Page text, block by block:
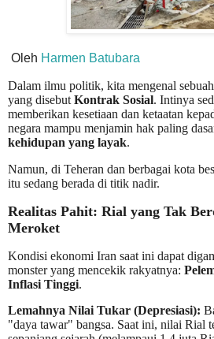
Oleh Harmen Batubara
Dalam ilmu politik, kita mengenal
yang disebut Kontrak Sosial. Intinya
memberikan kesetiaan dan ketaatan
negara mampu menjamin hak paling
kehidupan yang layak.
Namun, di Teheran dan berbagai kota
itu sedang berada di titik nadir.
Realitas Pahit: Rial yang Tak
Meroket
Kondisi ekonomi Iran saat ini dapat
monster yang mencekik rakyatnya:
Inflasi Tinggi.
Lemahnya Nilai Tukar (Depresiasi):
"daya tawar" bangsa. Saat ini, nilai Rial